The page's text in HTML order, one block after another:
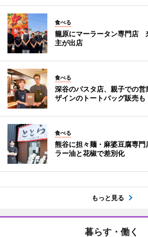
食べる
籠原にマーラータン専門店
主が出店
食べる
深谷のパスタ店、親子での
ザインのトートバッグ販売も
食べる
熊谷に担々麺・麻婆豆腐専
ラー油と花椒で差別化
もっと見る
暮らす・働く